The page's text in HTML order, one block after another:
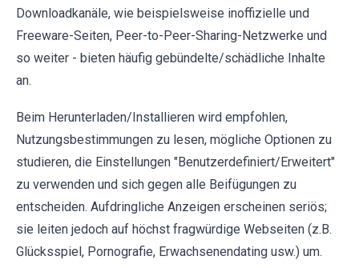
Downloadkanäle, wie beispielsweise inoffizielle und
Freeware-Seiten, Peer-to-Peer-Sharing-Netzwerke und
so weiter - bieten häufig gebündelte/schädliche Inhalte
an.
Beim Herunterladen/Installieren wird empfohlen,
Nutzungsbestimmungen zu lesen, mögliche Optionen zu
studieren, die Einstellungen "Benutzerdefiniert/Erweitert"
zu verwenden und sich gegen alle Beifügungen zu
entscheiden. Aufdringliche Anzeigen erscheinen seriös;
sie leiten jedoch auf höchst fragwürdige Webseiten (z.B.
Glücksspiel, Pornografie, Erwachsenendating usw.) um.